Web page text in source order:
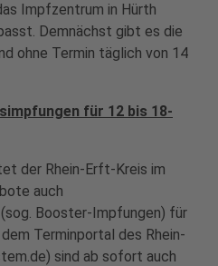
Impfzentrum in Hürth
Demnächst gibt es die
ohne Termin täglich von 14
für 12 bis 18-
der Rhein-Erft-Kreis im
auch
Booster-Impfungen) für
Terminportal des Rhein-
sind ab sofort auch